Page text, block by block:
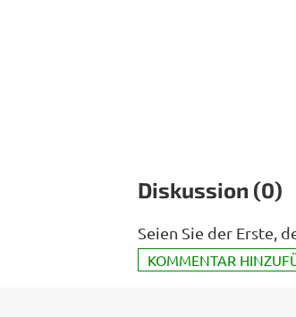
Diskussion (0)
Seien Sie der Erste,
KOMMENTAR